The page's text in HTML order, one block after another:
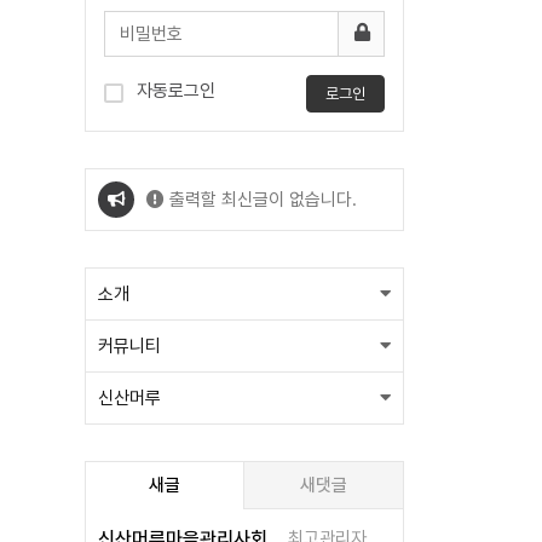
자동로그인 로그인
출력할 최신글이 없습니다.
소개
커뮤니티
신산머루
새글 새댓글